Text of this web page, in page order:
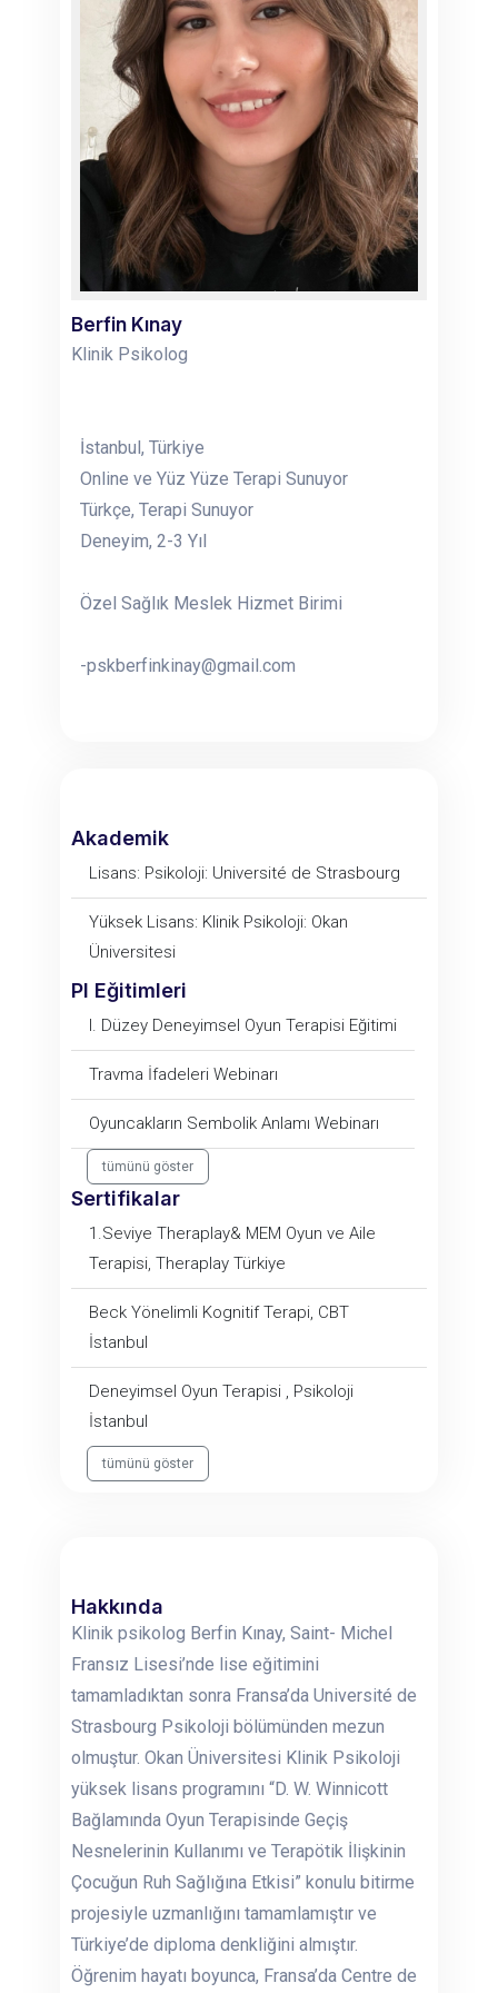
Berfin Kınay
Klinik Psikolog
İstanbul, Türkiye
Online ve Yüz Yüze Terapi Sunuyor
Türkçe, Terapi Sunuyor
Deneyim, 2-3 Yıl
Özel Sağlık Meslek Hizmet Birimi
-pskberfinkinay@gmail.com
Akademik
Lisans: Psikoloji: Université de Strasbourg
Yüksek Lisans: Klinik Psikoloji: Okan
Üniversitesi
PI Eğitimleri
I. Düzey Deneyimsel Oyun Terapisi Eğitimi
Travma İfadeleri Webinarı
Oyuncakların Sembolik Anlamı Webinarı
tümünü göster
Sertifikalar
1.Seviye Theraplay& MEM Oyun ve Aile
Terapisi, Theraplay Türkiye
Beck Yönelimli Kognitif Terapi, CBT
İstanbul
Deneyimsel Oyun Terapisi , Psikoloji
İstanbul
tümünü göster
Hakkında
Klinik psikolog Berfin Kınay, Saint- Michel
Fransız Lisesi’nde lise eğitimini
tamamladıktan sonra Fransa’da Université de
Strasbourg Psikoloji bölümünden mezun
olmuştur. Okan Üniversitesi Klinik Psikoloji
yüksek lisans programını “D. W. Winnicott
Bağlamında Oyun Terapisinde Geçiş
Nesnelerinin Kullanımı ve Terapötik İlişkinin
Çocuğun Ruh Sağlığına Etkisi” konulu bitirme
projesiyle uzmanlığını tamamlamıştır ve
Türkiye’de diploma denkliğini almıştır.
Öğrenim hayatı boyunca, Fransa’da Centre de